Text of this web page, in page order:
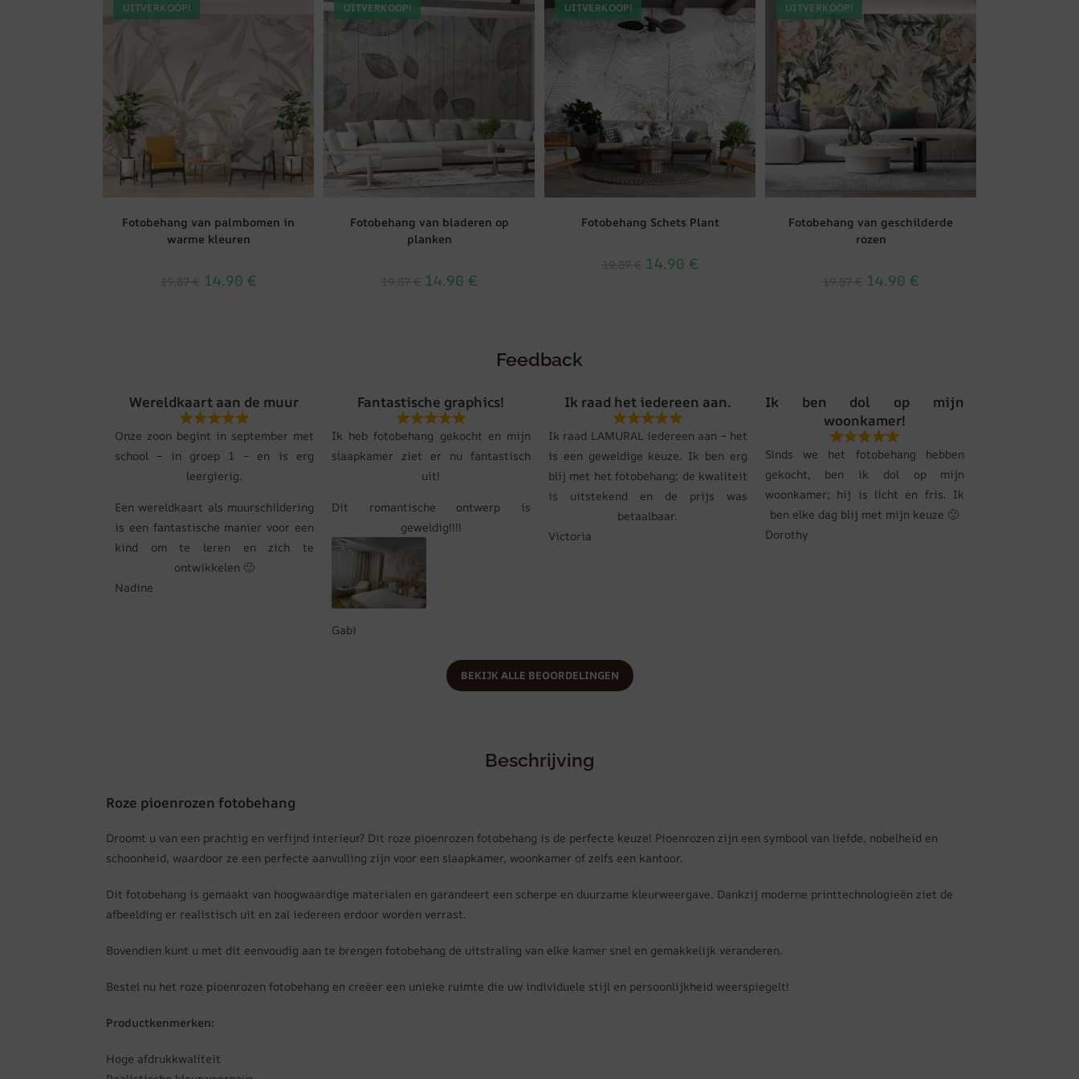
UITVERKOOP!
Fotobehang van palmbomen in
warme kleuren
14.90 €
UITVERKOOP!
Fotobehang van bladeren op
planken
14.90 €
UITVERKOOP!
Fotobehang Schets Plant
14.90 €
UITVERKOOP!
Fotobehang van geschilderde
rozen
14.90 €
Feedback
Wereldkaart aan de muur
Onze zoon begint in september met
school – in groep 1 – en is erg
leergierig.
Een wereldkaart als muurschildering
is een fantastische manier voor een
kind om te leren en zich te
ontwikkelen 🙂
Nadine
Fantastische graphics!
Ik heb fotobehang gekocht en mijn
slaapkamer ziet er nu fantastisch
uit!
Dit romantische ontwerp is
geweldig!!!!
Gabi
Ik raad het iedereen aan.
Ik raad LAMURAL iedereen aan – het
is een geweldige keuze. Ik ben erg
blij met het fotobehang; de kwaliteit
is uitstekend en de prijs was
betaalbaar.
Victoria
Ik ben dol op mijn
woonkamer!
Sinds we het fotobehang hebben
gekocht, ben ik dol op mijn
woonkamer; hij is licht en fris. Ik
ben elke dag blij met mijn keuze 🙂
Dorothy
BEKIJK ALLE BEOORDELINGEN
Beschrijving
Roze pioenrozen fotobehang
Droomt u van een prachtig en verfijnd interieur? Dit roze pioenrozen fotobehang is de perfecte keuze! Pioenrozen zijn een symbool van liefde, nobelheid en
schoonheid, waardoor ze een perfecte aanvulling zijn voor een slaapkamer, woonkamer of zelfs een kantoor.
Dit fotobehang is gemaakt van hoogwaardige materialen en garandeert een scherpe en duurzame kleurweergave. Dankzij moderne printtechnologieën ziet de
afbeelding er realistisch uit en zal iedereen erdoor worden verrast.
Bovendien kunt u met dit eenvoudig aan te brengen fotobehang de uitstraling van elke kamer snel en gemakkelijk veranderen.
Bestel nu het roze pioenrozen fotobehang en creëer een unieke ruimte die uw individuele stijl en persoonlijkheid weerspiegelt!
Productkenmerken:
Hoge afdrukkwaliteit